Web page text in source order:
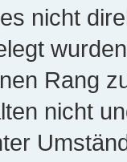
nicht
Rang
nicht